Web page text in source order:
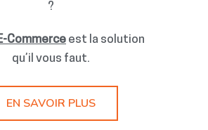
?
Commerce est la solution
qu’il vous faut.
EN SAVOIR PLUS